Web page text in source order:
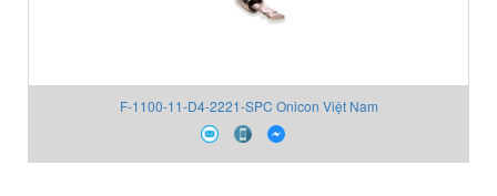
F-1100-11-D4-2221-SPC Onicon Việt Nam